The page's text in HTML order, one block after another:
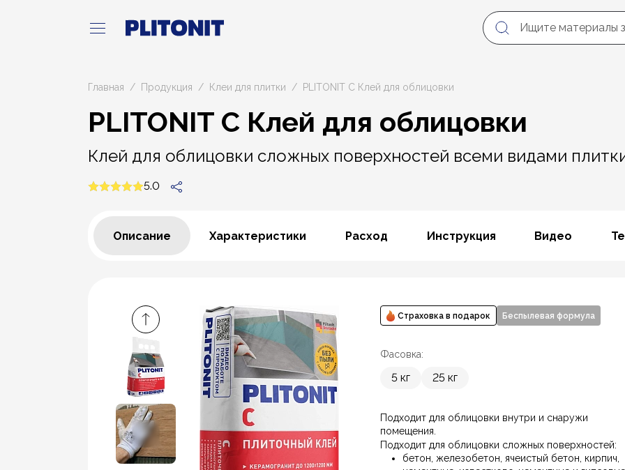
Главная Продукция Клеи для плитки PLITONIT С Клей для облицовки
PLITONIT С Клей для облицовки
Клей для облицовки сложных поверхностей всеми видами
5.0
Описание Характеристики Расход Инструкция Видео
Страховка в подарок Беспылевая формула
Фасовка:
5 кг 25 кг
Подходит для облицовки внутри и снаружи
помещения.
Подходит для облицовки сложных поверхностей:
бетон, железобетон, ячеистый бетон, кирпич,